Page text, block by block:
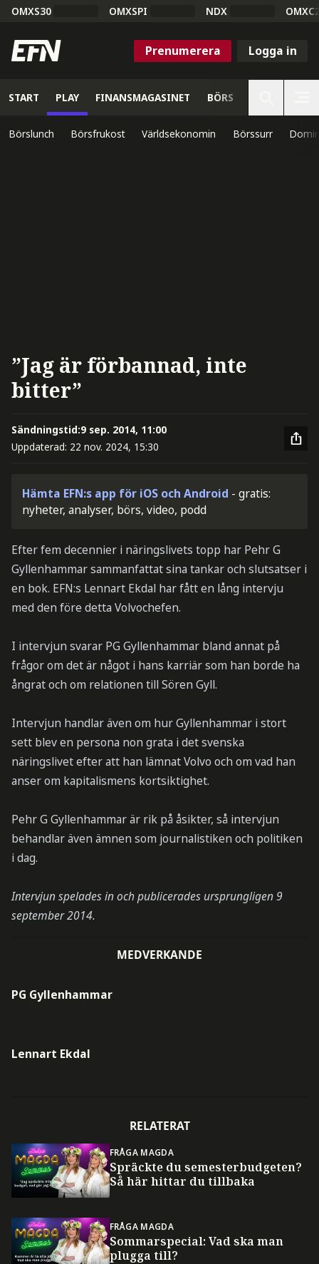
OMXS30 OMXSPI NDX
Prenumerera Logga in
START PLAY FINANSMAGASINET BÖRS
Börslunch Börsfrukost Världsekonomin Börssurr
”Jag är förbannad, inte
bitter”
Sändningstid:9 sep. 2014, 11:00
Uppdaterad: 22 nov. 2024, 15:30
Hämta EFN:s app för iOS och Android - gratis:
nyheter, analyser, börs, video, podd
Efter fem decennier i näringslivets topp har Pehr G
Gyllenhammar sammanfattat sina tankar och slutsatser i
en bok. EFN:s Lennart Ekdal har fått en lång intervju
med den före detta Volvochefen.
I intervjun svarar PG Gyllenhammar bland annat på
frågor om det är något i hans karriär som han borde ha
ångrat och om relationen till Sören Gyll.
Intervjun handlar även om hur Gyllenhammar i stort
sett blev en persona non grata i det svenska
näringslivet efter att han lämnat Volvo och om vad han
anser om kapitalismens kortsiktighet.
Pehr G Gyllenhammar är rik på åsikter, så intervjun
behandlar även ämnen som journalistiken och politiken
i dag.
Intervjun spelades in och publicerades ursprungligen 9
september 2014.
MEDVERKANDE
PG Gyllenhammar
Lennart Ekdal
RELATERAT
FRÅGA MAGDA
Spräckte du semesterbudgeten?
Så här hittar du tillbaka
FRÅGA MAGDA
Sommarspecial: Vad ska man
plugga till?